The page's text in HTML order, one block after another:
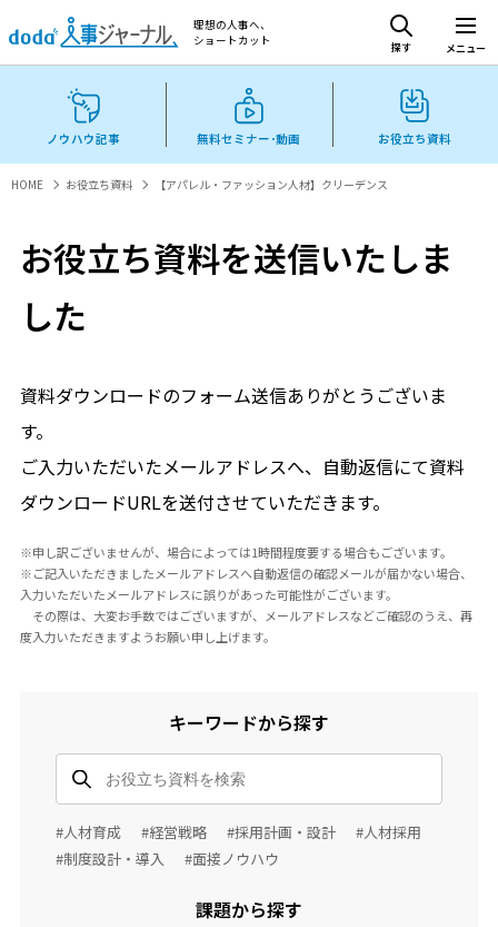
理想の人事へ、
ショートカット
探す メニュー
ノウハウ記事 無料セミナー･動画 お役立ち資料
HOME お役立ち資料 【アパレル・ファッション人材】クリーデンス
お役立ち資料を送信いたしま
した
資料ダウンロードのフォーム送信ありがとうございま
す。
ご入力いただいたメールアドレスへ、自動返信にて資料
ダウンロードURLを送付させていただきます。
※申し訳ございませんが、場合によっては1時間程度要する場合もございます。
※ご記入いただきましたメールアドレスへ自動返信の確認メールが届かない場合、
入力いただいたメールアドレスに誤りがあった可能性がございます。
その際は、大変お手数ではございますが、メールアドレスなどご確認のうえ、再
度入力いただきますようお願い申し上げます。
キーワードから探す
#人材育成 #経営戦略 #採用計画・設計
#人材採用
#制度設計・導入
#面接ノウハウ
課題から探す